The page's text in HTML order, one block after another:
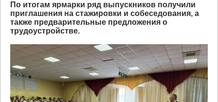
По итогам ярмарки ряд выпускников получили
приглашения на стажировки и собеседования, а
также предварительные предложения о
трудоустройстве.